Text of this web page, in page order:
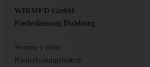
WIRMED GmbH
Niederlassung Duisburg
Yvonne Cunitz
Niederlassungsleiterin